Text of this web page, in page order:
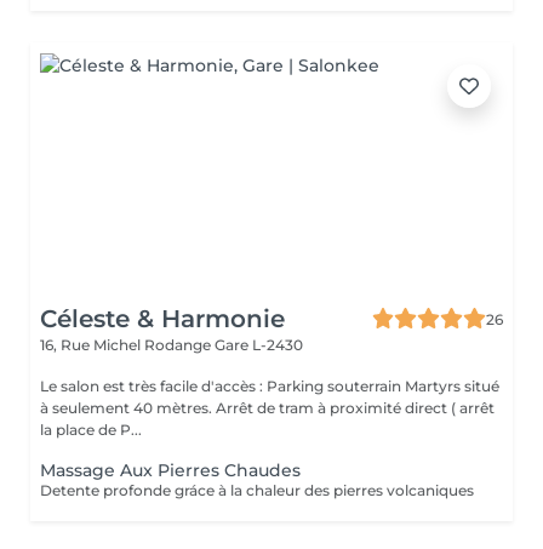
Céleste & Harmonie
26
16, Rue Michel Rodange Gare L-2430
Le salon est très facile d'accès : Parking souterrain Martyrs situé
à seulement 40 mètres. Arrêt de tram à proximité direct ( arrêt
la place de P...
Massage Aux Pierres Chaudes
Detente profonde gráce à la chaleur des pierres volcaniques